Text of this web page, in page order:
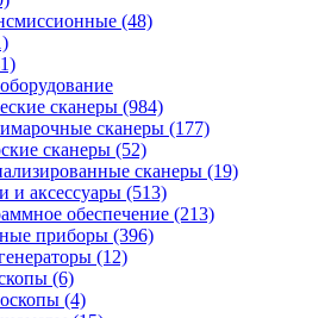
(48)
сканеры (984)
сканеры (177)
сканеры (52)
сканеры (19)
и аксессуары (513)
обеспечение (213)
приборы (396)
(12)
(6)
(4)